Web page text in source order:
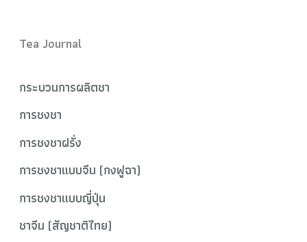
Tea Journal
กระบวนการผลิตชา
การชงชา
การชงชาฝรั่ง
การชงชาแบบจีน (กงฟูฉา)
การชงชาแบบญี่ปุ่น
ชาจีน (สัญชาติไทย)